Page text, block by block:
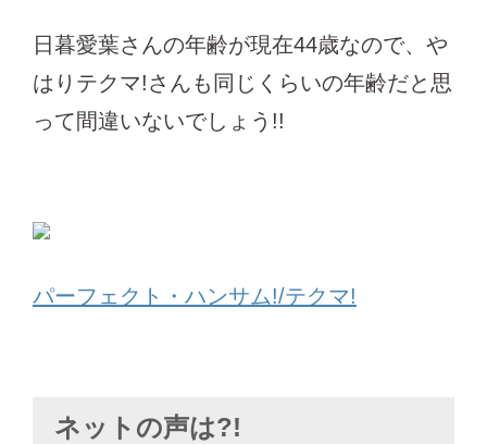
日暮愛葉さんの年齢が現在44歳なので、や
はりテクマ!さんも同じくらいの年齢だと思
って間違いないでしょう!!
パーフェクト・ハンサム!/テクマ!
ネットの声は?!